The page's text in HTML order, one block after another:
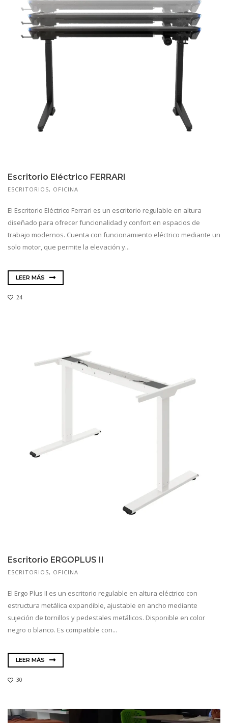
Escritorio Eléctrico FERRARI
ESCRITORIOS, OFICINA
El Escritorio Eléctrico Ferrari es un escritorio regulable en altura
diseñado para ofrecer funcionalidad y confort en espacios de
trabajo modernos. Cuenta con funcionamiento eléctrico mediante un
solo motor, que permite la elevación y...
LEER MÁS
24
Escritorio ERGOPLUS II
ESCRITORIOS, OFICINA
El Ergo Plus II es un escritorio regulable en altura eléctrico con
estructura metálica expandible, ajustable en ancho mediante
sujeción de tornillos y pedestales metálicos. Disponible en color
negro o blanco. Es compatible con...
LEER MÁS
30